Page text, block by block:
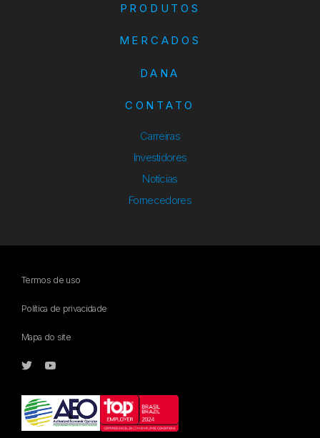
PRODUTOS
MERCADOS
DANA
CONTATO
Carreiras
Investidores
Notícias
Fornecedores
Termos de uso
Política de privacidade
Mapa do site